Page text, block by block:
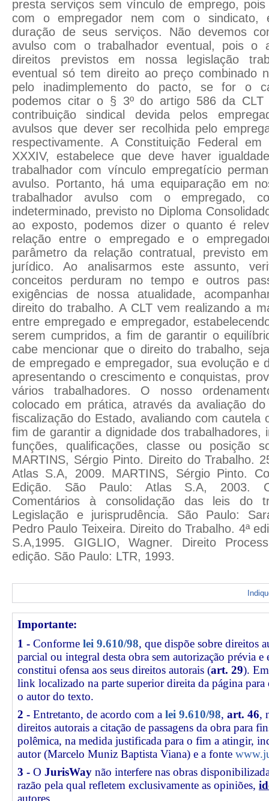
Importante:
1 - Conforme lei 9.610/98, que dispõe sobre direitos
parcial ou integral desta obra sem autorização prévia e
constitui ofensa aos seus direitos autorais (art. 29).
link localizado na parte superior direita da página
o autor do texto.
2 - Entretanto, de acordo com a lei 9.610/98, art. 46,
direitos autorais a citação de passagens da obra para
polêmica, na medida justificada para o fim a atingir,
autor (Marcelo Muniz Baptista Viana) e a fonte
3 - O JurisWay não interfere nas obras
razão pela qual refletem exclusivamente as opiniões,
autores.